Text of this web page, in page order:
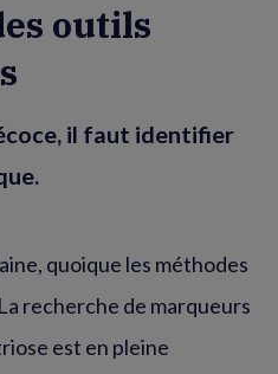
outils
il faut identifier
quoique les méthodes
recherche de marqueurs
est en pleine